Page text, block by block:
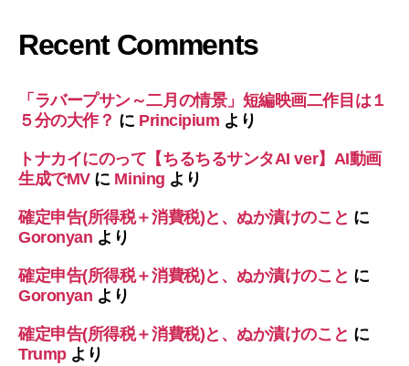
Recent Comments
「ラバープサン～二月の情景」短編映画二作目は１
５分の大作？ に Principium より
トナカイにのって【ちるちるサンタAI ver】AI動画
生成でMVに Mining より
確定申告(所得税＋消費税)と、ぬか漬けのこと に
Goronyan より
確定申告(所得税＋消費税)と、ぬか漬けのこと に
Goronyan より
確定申告(所得税＋消費税)と、ぬか漬けのこと に
Trumpより